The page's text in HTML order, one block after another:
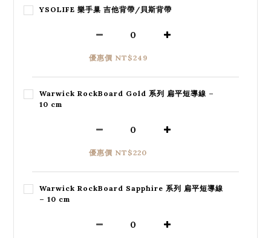
YSOLIFE 樂手巢 吉他背帶/貝斯背帶
優惠價 NT$249
Warwick RockBoard Gold 系列 扁平短導線 –
10 cm
優惠價 NT$220
Warwick RockBoard Sapphire 系列 扁平短導線
– 10 cm